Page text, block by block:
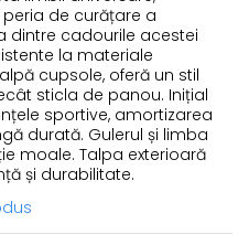
de curățare a
dintre cadourile acestei
la materiale
cupsole, oferă un stil
sticla de panou. Inițial
sportive, amortizarea
durată. Gulerul și limba
moale. Talpa exterioară
și durabilitate.